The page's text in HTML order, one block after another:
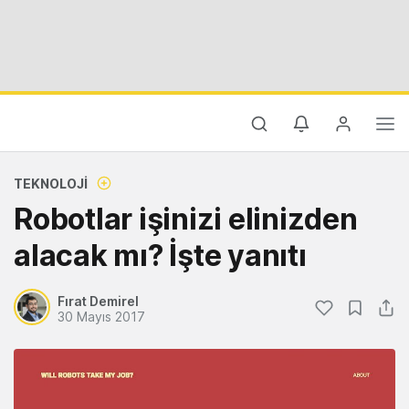
TEKNOLOJI
Robotlar işinizi elinizden
alacak mı? İşte yanıtı
Fırat Demirel
30 Mayıs 2017